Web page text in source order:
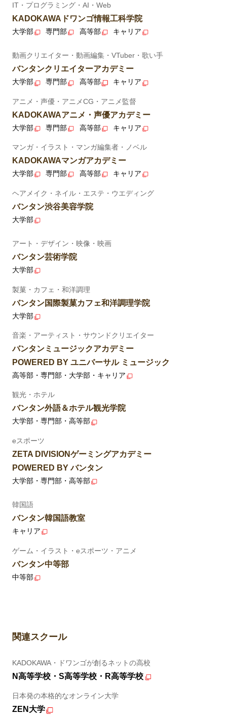
IT・プログラミング・AI・Web
KADOKAWAドワンゴ情報工科学院
大学部 専門部 高等部 キャリア
動画クリエイター・動画編集・VTuber・歌い手
バンタンクリエイターアカデミー
大学部 専門部 高等部 キャリア
アニメ・声優・アニメCG・アニメ監督
KADOKAWAアニメ・声優アカデミー
大学部 専門部 高等部 キャリア
マンガ・イラスト・マンガ編集者・ノベル
KADOKAWAマンガアカデミー
大学部 専門部 高等部 キャリア
ヘアメイク・ネイル・エステ・ウエディング
バンタン渋谷美容学院
大学部
アート・デザイン・映像・映画
バンタン芸術学院
大学部
製菓・カフェ・和洋調理
バンタン国際製菓カフェ和洋調理学院
大学部
音楽・アーティスト・サウンドクリエイター
バンタンミュージックアカデミー
POWERED BY ユニバーサル ミュージック
高等部・専門部・大学部・キャリア
観光・ホテル
バンタン外語＆ホテル観光学院
大学部・専門部・高等部
eスポーツ
ZETA DIVISIONゲーミングアカデミー
POWERED BY バンタン
大学部・専門部・高等部
韓国語
バンタン韓国語教室
キャリア
ゲーム・イラスト・eスポーツ・アニメ
バンタン中等部
中等部
関連スクール
KADOKAWA・ドワンゴが創るネットの高校
N高等学校・S高等学校・R高等学校
日本発の本格的なオンライン大学
ZEN大学